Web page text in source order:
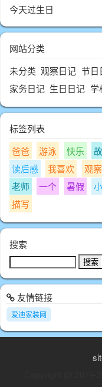
今天过生日
网站分类
未分类 观察日记 节日
家务日记 生日日记 学
标签列表
爸爸
游泳 快乐
读后感
我喜欢 观察
老师
一个 暑假
描写
搜索
友情链接
爱迪家装网